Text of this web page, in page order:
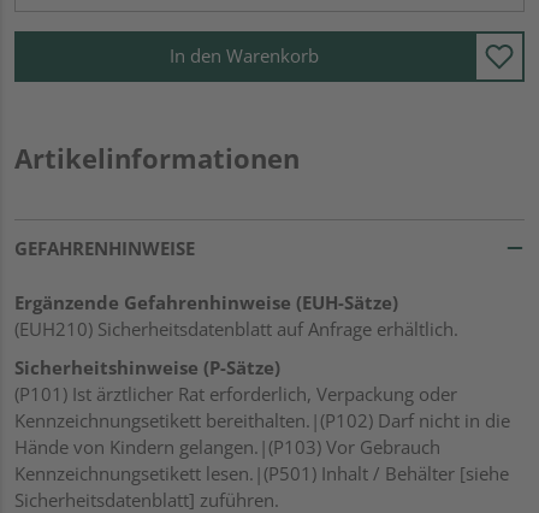
In den Warenkorb
Artikelinformationen
GEFAHRENHINWEISE
Ergänzende Gefahrenhinweise (EUH-Sätze)
(EUH210) Sicherheitsdatenblatt auf Anfrage erhältlich.
Sicherheitshinweise (P-Sätze)
(P101) Ist ärztlicher Rat erforderlich, Verpackung oder
Kennzeichnungsetikett bereithalten.|(P102) Darf nicht in die
Hände von Kindern gelangen.|(P103) Vor Gebrauch
Kennzeichnungsetikett lesen.|(P501) Inhalt / Behälter [siehe
Sicherheitsdatenblatt] zuführen.